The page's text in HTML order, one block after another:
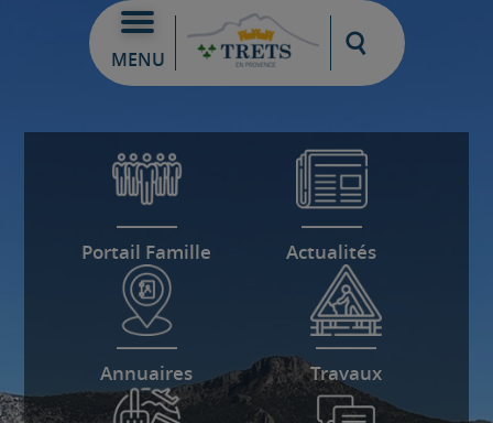
MENU
Moteur de
Portail Famille Actualités
Annuaires Travaux